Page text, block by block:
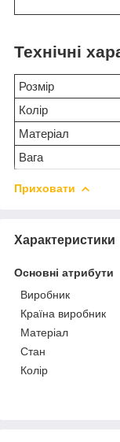
Технічні
Розмір
Колір
Матеріал
Вага
Приховати
Характеристики
Основні атрибути
Виробник
Країна виробник
Матеріал
Стан
Колір